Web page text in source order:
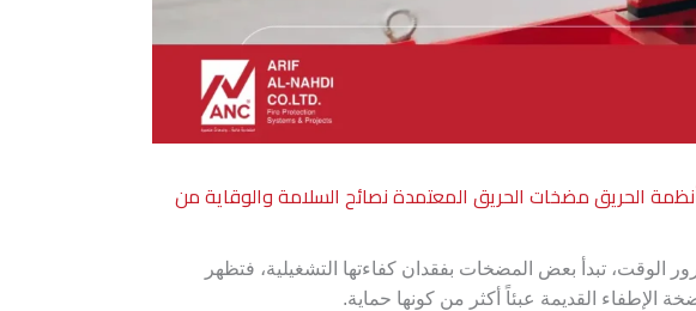
الحريقمضخات الحريق المعتمدةنصائح السلامة والوقاية من
تبدأ بعض المضخات بفقدان كفاءتها التشغيلية، فتظهر
القديمة عبئاً أكثر من كونها حماية.